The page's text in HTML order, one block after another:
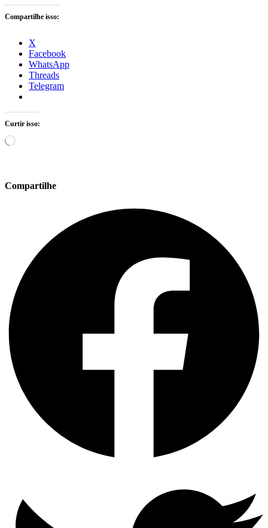
Compartilhe isso:
X
Facebook
WhatsApp
Threads
Telegram
Curtir isso:
Carregando...
Compartilhe